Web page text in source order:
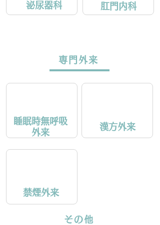
泌尿器科 肛門内科
専門外来
睡眠時無呼吸
外来
漢方外来
禁煙外来
その他